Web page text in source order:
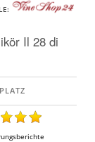
Il 28 di